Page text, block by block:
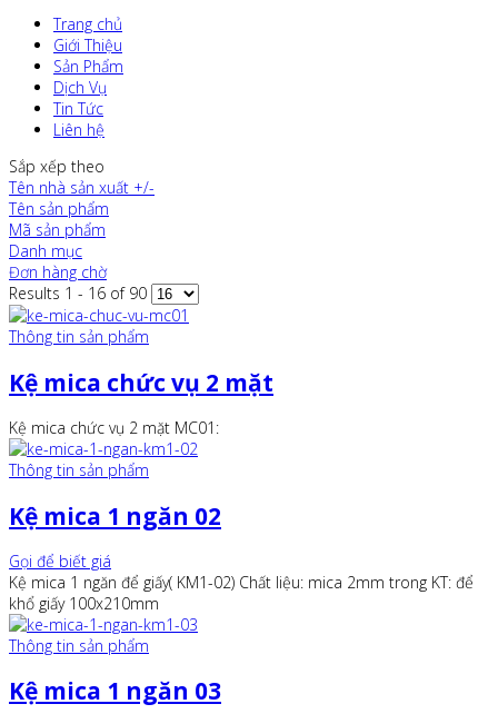
Trang chủ
Giới Thiệu
Sản Phẩm
Dịch Vụ
Tin Tức
Liên hệ
Sắp xếp theo
Tên nhà sản xuất +/-
Tên sản phẩm
Mã sản phẩm
Danh mục
Đơn hàng chờ
Results 1 - 16 of 90
Thông tin sản phẩm
Kệ mica chức vụ 2 mặt
Kệ mica chức vụ 2 mặt MC01:
Thông tin sản phẩm
Kệ mica 1 ngăn 02
Gọi để biết giá
Kệ mica 1 ngăn để giấy( KM1-02) Chất liệu: mica 2mm trong KT: để
khổ giấy 100x210mm
Thông tin sản phẩm
Kệ mica 1 ngăn 03